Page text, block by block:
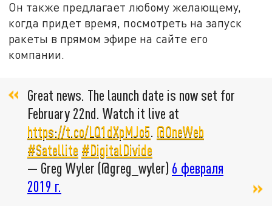
Он также предлагает любому желающему,
когда придет время, посмотреть на запуск
ракеты в прямом эфире на сайте его
компании.
Great news. The launch date is now set for
February 22nd. Watch it live at
https://t.co/LQ1dXpMJo5. @OneWeb
#Satellite #DigitalDivide
— Greg Wyler (@greg_wyler) 6 февраля
2019 г.